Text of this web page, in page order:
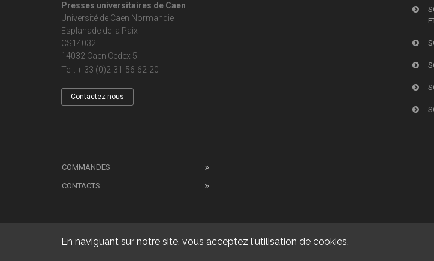
En naviguant sur notre site, vous acceptez l'utilisation de cookies.
Presses universitaires de Caen
Université de Caen Normandie
Esplanade de la Paix
CS14032
14032 Caen Cedex 5
Tel : + 33 (0)2-31-56-62-20
Contactez-nous
COMMANDES
CONTACTS